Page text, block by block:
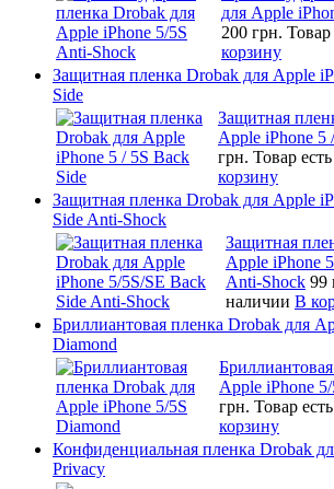
для Apple
200 грн. Товар
корзину
Защитная пленка Drobak для Apple
Side
Защитная
Apple iPhone 5
грн. Товар
корзину
Защитная пленка Drobak для Apple
Side Anti-Shock
Защитная
Apple iPhone
Anti-Shock 99
наличии В
Бриллиантовая пленка Drobak для
Diamond
Apple iPhone
грн. Товар
корзину
Конфиденциальная пленка Drobak
Privacy